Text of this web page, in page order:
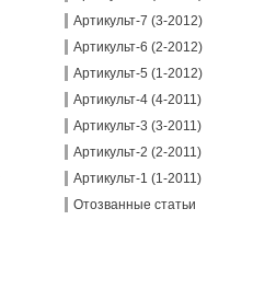
Артикульт-7 (3-2012)
Артикульт-6 (2-2012)
Артикульт-5 (1-2012)
Артикульт-4 (4-2011)
Артикульт-3 (3-2011)
Артикульт-2 (2-2011)
Артикульт-1 (1-2011)
Отозванные статьи